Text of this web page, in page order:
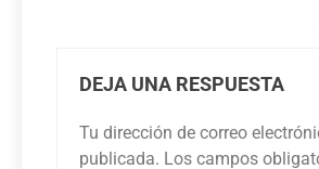
DEJA UNA RESPUESTA
Tu dirección de correo
publicada. Los campos